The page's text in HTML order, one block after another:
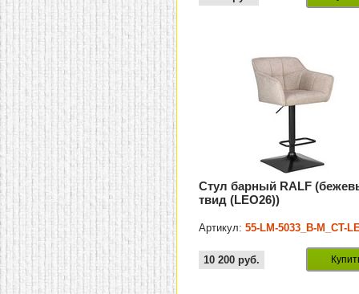
Стул барный RALF
твид (LEO26))
Артикул:55-LM-5033_B-M_CT-
10 200 руб.